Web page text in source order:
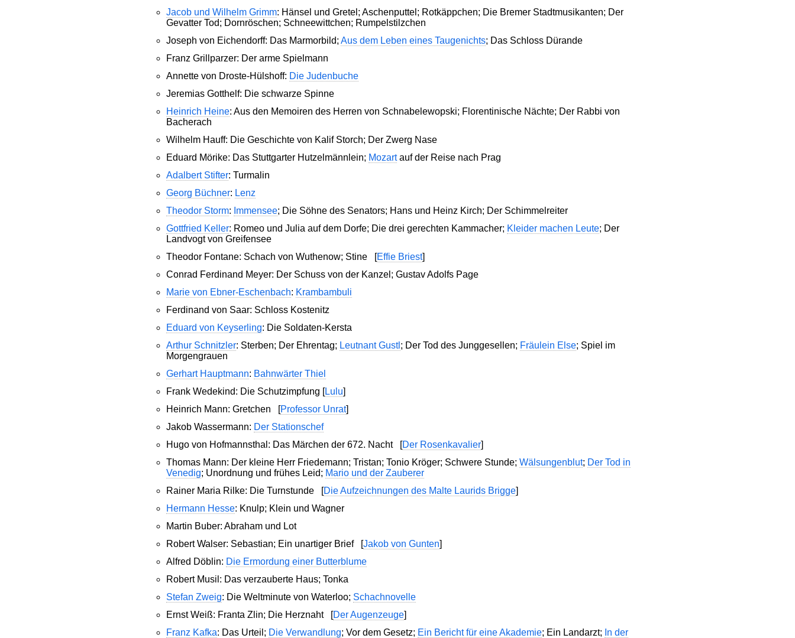
Jacob und Wilhelm Grimm: Hänsel und Gretel; Aschenputtel; Rotkäppchen; Die Bremer Stadtmusikanten; Der
Gevatter Tod; Dornröschen; Schneewittchen; Rumpelstilzchen
Joseph von Eichendorff: Das Marmorbild; Aus dem Leben eines Taugenichts; Das Schloss Dürande
Franz Grillparzer: Der arme Spielmann
Annette von Droste-Hülshoff: Die Judenbuche
Jeremias Gotthelf: Die schwarze Spinne
Heinrich Heine: Aus den Memoiren des Herren von Schnabelewopski; Florentinische Nächte; Der Rabbi von
Bacherach
Wilhelm Hauff: Die Geschichte von Kalif Storch; Der Zwerg Nase
Eduard Mörike: Das Stuttgarter Hutzelmännlein; Mozartauf der Reise nach Prag
Adalbert Stifter: Turmalin
Georg Büchner: Lenz
Theodor Storm: Immensee; Die Söhne des Senators; Hans und Heinz Kirch; Der Schimmelreiter
Gottfried Keller: Romeo und Julia auf dem Dorfe; Die drei gerechten Kammacher; Kleider machen Leute; Der
Landvogt von Greifensee
Theodor Fontane: Schach von Wuthenow; Stine
[Effie Briest]
Conrad Ferdinand Meyer: Der Schuss von der Kanzel; Gustav Adolfs Page
Marie von Ebner-Eschenbach: Krambambuli
Ferdinand von Saar: Schloss Kostenitz
Eduard von Keyserling: Die Soldaten-Kersta
Arthur Schnitzler: Sterben; Der Ehrentag; Leutnant Gustl ; Der Tod des Junggesellen; Fräulein Else; Spiel im
Morgengrauen
Gerhart Hauptmann: Bahnwärter Thiel
Frank Wedekind: Die Schutzimpfung [Lulu]
Heinrich Mann: Gretchen
[Professor Unrat]
Jakob Wassermann: Der Stationschef
Hugo von Hofmannsthal: Das Märchen der 672. Nacht
[Der Rosenkavalier]
Thomas Mann: Der kleine Herr Friedemann; Tristan; Tonio Kröger; Schwere Stunde; Wälsungenblut; Der Tod in
Venedig; Unordnung und frühes Leid; Mario und der Zauberer
Rainer Maria Rilke: Die Turnstunde
[Die Aufzeichnungen des Malte Laurids Brigge]
Hermann Hesse: Knulp; Klein und Wagner
Martin Buber: Abraham und Lot
Robert Walser: Sebastian; Ein unartiger Brief
[Jakob von Gunten]
Alfred Döblin: Die Ermordung einer Butterblume
Robert Musil: Das verzauberte Haus; Tonka
Stefan Zweig: Die Weltminute von Waterloo; Schachnovelle
Ernst Weiß: Franta Zlin; Die Herznaht
[Der Augenzeuge]
Franz Kafka: Das Urteil; Die Verwandlung; Vor dem Gesetz; Ein Bericht für eine Akademie; Ein Landarzt; In der